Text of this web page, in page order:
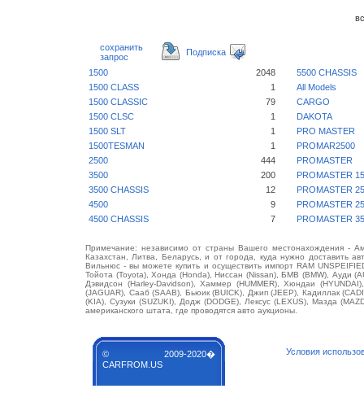
сохранить
запрос
Подписка
1500 2048
5500 CHASSIS
1500 CLASS
1
All Models
1500 CLASSIC
79
CARGO
1500 CLSC
1
DAKOTA
1500 SLT
1
PRO MASTER
1500TESMAN
1
PROMAR2500
2500
444
PROMASTER
3500
200
PROMASTER
3500 CHASSIS
12
PROMASTER
4500
9
PROMASTER
4500 CHASSIS
7 PROMASTER
Примечание: независимо от страны Вашего местонахождения -
Казахстан, Литва, Беларусь, и от города, куда нужно доставить
Вильнюс - вы можете купить и осуществить импорт RAM
Тойота (Toyota), Хонда (Honda), Ниссан (Nissan), БМВ (BMW), Ауди
Дэвидсон (Harley-Davidson), Хаммер (HUMMER), Хюндаи
(JAGUAR), Сааб (SAAB), Бьюик (BUICK), Джип (JEEP), Кадиллак
(KIA), Сузуки (SUZUKI), Додж (DODGE), Лексус (LEXUS), Мазда
американского штата, где проводятся авто аукционы.
© 2009-2020�
CARFROM.US
Условия